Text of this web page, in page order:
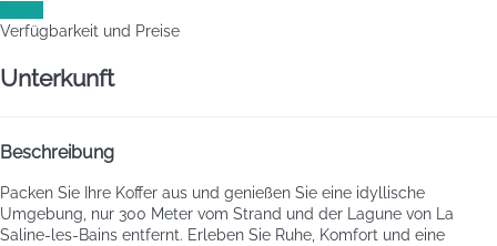
Verfügbarkeit und Preise
Unterkunft
Beschreibung
Packen Sie Ihre Koffer aus und genießen Sie eine idyllische
Umgebung, nur 300 Meter vom Strand und der Lagune von La
Saline-les-Bains entfernt. Erleben Sie Ruhe, Komfort und eine